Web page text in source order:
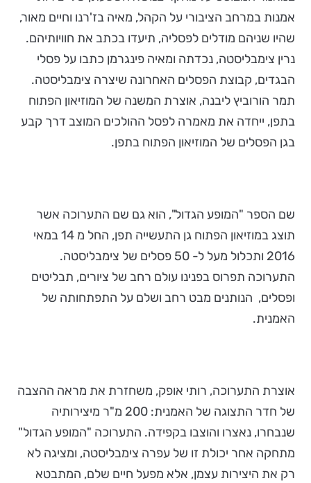
אמנות במרחב הציבורי על הקהל, מאיה בז'רנו וחיים מאור,
שהיו שניהם מודלים לפסליה, תיעדו בכתב את חוויותיהם.
נרין צימבליסטה, נכדתה ומאיה פינגרמן כתבו על פסלי
הבגדים, קבוצת הפסלים האחרונה שיצרה צימבליסטה.
תמר הורוביץ ליבנה, אוצרת המשנה של המוזיאון הפתוח
בתפן, ייחדה את מאמרה לפסל ההולכים המוצב דרך קבע
בגן הפסלים של המוזיאון הפתוח בתפן.
שם הספר "המופע הגדול", הוא גם שם התערוכה אשר
תוצג במוזיאון הפתוח גן התעשייה תפן, החל מ 14 במאי
2016 ותכלול מעל ל- 50 פסלים של צימבליסטה.
התערוכה תפרוס בפנינו עולם רחב של ציורים, תבליטים
ופסלים, הנותנים מבט רחב ושלם על התפתחותה של
האמנית.
אוצרת התערוכה, רותי אופק, משחזרת את מראה ההצבה
של חדר התצוגה של האמנית: 200 מ"ר מיצירותיה
שנבחרו, נאצרו והוצבו בקפידה. התערוכה "המופע הגדול"
מתחקה אחר יכולת זו של עפרה צימבליסטה, ומציגה לא
רק את היצירות עצמן, אלא מפעל חיים שלם, המתבטא